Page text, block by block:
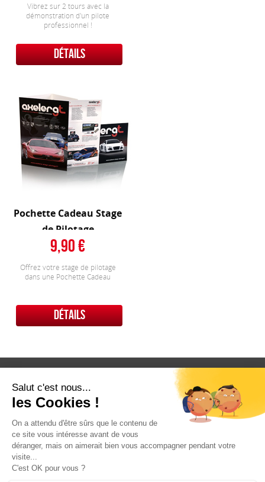
Vibrez sur 2 tours avec la
démonstration d'un pilote
professionnel !
DÉTAILS
Pochette Cadeau Stage
de Pilotage
9,90
Offrez votre stage de pilotage
dans une Pochette Cadeau
DÉTAILS
Qui sommes nous ?
Contact
Mentions Légales
Contactez-nous